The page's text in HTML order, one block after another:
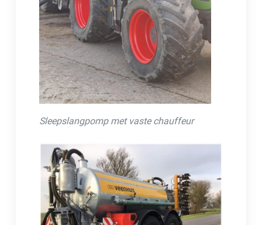
Sleepslangpomp met vaste chauffeur